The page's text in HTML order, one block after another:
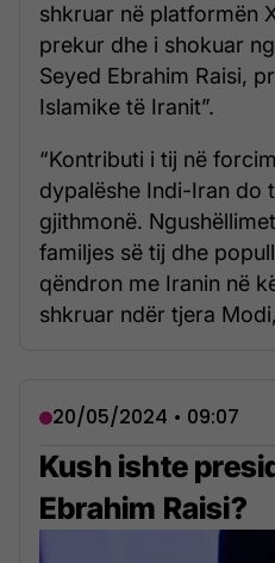
shkruar në platformën
prekur dhe i shokuar
Seyed Ebrahim Raisi,
Islamike të Iranit”.
“Kontributi i tij në
dypalëshe Indi-Iran do
gjithmonë.
familjes së tij dhe
qëndron me Iranin në
shkruar ndër tjera Modi,
20/05/2024 • 09:07
Kush ishte
Ebrahim Raisi?